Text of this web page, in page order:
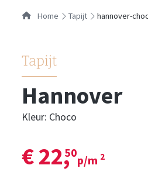
Home tapijt hannover-
Tapijt
Hannover
Kleur: Choco
€ 22,
50
p/m 2